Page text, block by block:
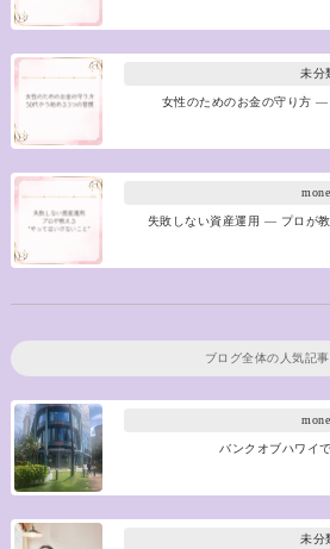
未分
女性のためのお金の守り方
失敗しない資産運用 ― プロが
ブログ全体の人気記事
バンクオブハワイ
未分